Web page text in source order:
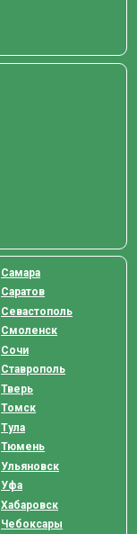
Самара
Саратов
Севастополь
Смоленск
Сочи
Ставрополь
Тверь
Томск
Тула
Тюмень
Ульяновск
Уфа
Хабаровск
Чебоксары